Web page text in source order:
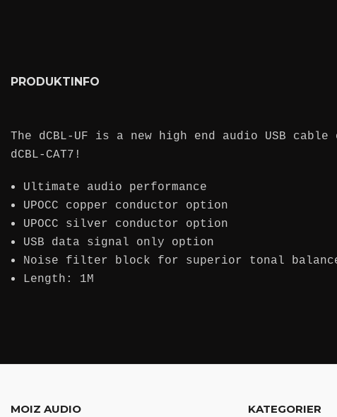
PRODUKTINFO
The dCBL-UF is a new high end audio USB
dCBL-CAT7!
Ultimate audio performance
UPOCC copper conductor option
UPOCC silver conductor option
USB data signal only option
Noise filter block for superior tonal
Length: 1M
MOIZ AUDIO KATEGORIER